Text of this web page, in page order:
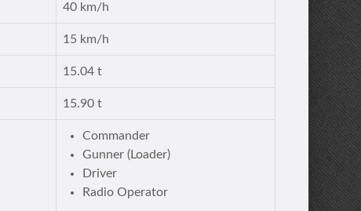
40 km/h
15 km/h
15.04 t
15.90 t
Commander
Gunner (Loader)
Driver
Radio Operator